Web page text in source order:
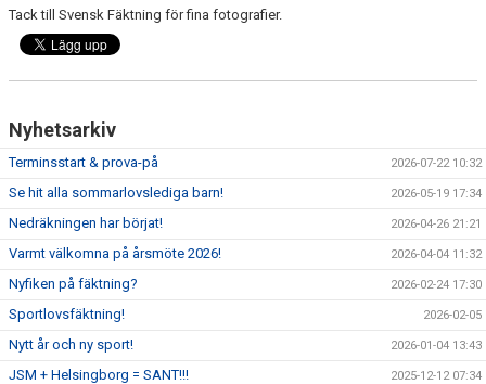
Tack till Svensk Fäktning för fina fotografier.
Nyhetsarkiv
Terminsstart & prova-på 2026-07-22 10:32
Se hit alla sommarlovslediga barn! 2026-05-19 17:34
Nedräkningen har börjat! 2026-04-26 21:21
Varmt välkomna på årsmöte 2026! 2026-04-04 11:32
Nyfiken på fäktning? 2026-02-24 17:30
Sportlovsfäktning! 2026-02-05
Nytt år och ny sport! 2026-01-04 13:43
JSM + Helsingborg = SANT!!! 2025-12-12 07:34